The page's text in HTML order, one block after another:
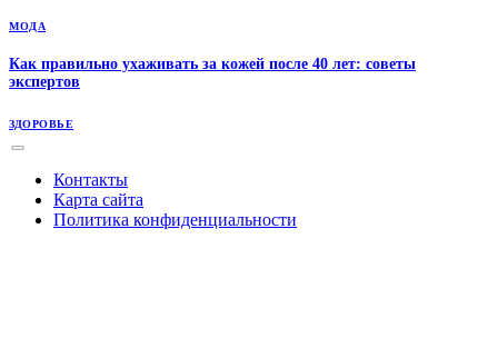
МОДА
Как правильно ухаживать за кожей после 40 лет: советы
экспертов
ЗДОРОВЬЕ
Контакты
Карта сайта
Политика конфиденциальности